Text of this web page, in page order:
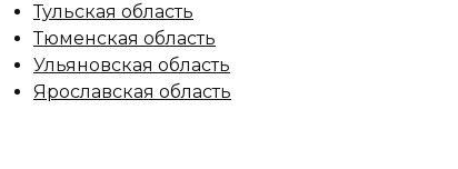
Тульская область
Тюменская область
Ульяновская область
Ярославская область